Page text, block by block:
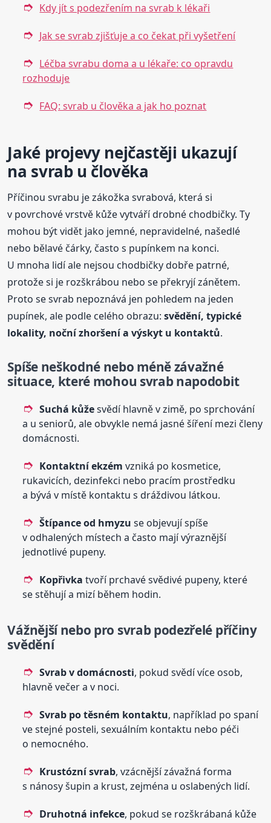
Kdy jít s podezřením na svrab k lékaři
Jak se svrab zjišťuje a co čekat při vyšetření
Léčba svrabu doma a u lékaře: co opravdu
rozhoduje
FAQ: svrab u člověka a jak ho poznat
Jaké projevy nejčastěji ukazují
na svrab u člověka
Příčinou svrabu je zákožka svrabová, která si
v povrchové vrstvě kůže vytváří drobné chodbičky. Ty
mohou být vidět jako jemné, nepravidelné, našedlé
nebo bělavé čárky, často s pupínkem na konci.
U mnoha lidí ale nejsou chodbičky dobře patrné,
protože si je rozškrábou nebo se překryjí zánětem.
Proto se svrab nepoznává jen pohledem na jeden
pupínek, ale podle celého obrazu:svědění, typické
lokality, noční zhoršení a výskyt u kontaktů.
Spíše neškodné nebo méně závažné
situace, které mohou svrab napodobit
Suchá kůžesvědí hlavně v zimě, po sprchování
a u seniorů, ale obvykle nemá jasné šíření mezi členy
domácnosti.
Kontaktní ekzém vzniká po kosmetice,
rukavicích, dezinfekci nebo pracím prostředku
a bývá v místě kontaktu s dráždivou látkou.
Štípance od hmyzu se objevují spíše
v odhalených místech a často mají výraznější
jednotlivé pupeny.
Kopřivka tvoří prchavé svědivé pupeny, které
se stěhují a mizí během hodin.
Vážnější nebo pro svrab podezřelé příčiny
svědění
Svrab v domácnosti, pokud svědí více osob,
hlavně večer a v noci.
Svrab po těsném kontaktu, například po spaní
ve stejné posteli, sexuálním kontaktu nebo péči
o nemocného.
Krustózní svrab, vzácnější závažná forma
s nánosy šupin a krust, zejména u oslabených lidí.
Druhotná infekce, pokud se rozškrábaná kůže